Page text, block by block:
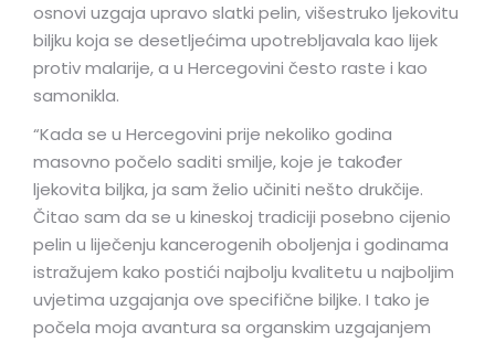
osnovi uzgaja upravo slatki pelin, višestruko ljekovitu
biljku koja se desetljećima upotrebljavala kao lijek
protiv malarije, a u Hercegovini često raste i kao
samonikla.
“Kada se u Hercegovini prije nekoliko godina
masovno počelo saditi smilje, koje je također
ljekovita biljka, ja sam želio učiniti nešto drukčije.
Čitao sam da se u kineskoj tradiciji posebno cijenio
pelin u liječenju kancerogenih oboljenja i godinama
istražujem kako postići najbolju kvalitetu u najboljim
uvjetima uzgajanja ove specifične biljke. I tako je
počela moja avantura sa organskim uzgajanjem